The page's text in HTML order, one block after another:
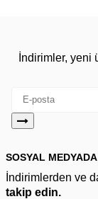
İndirimler, yeni
SOSYAL
İndirimlerden ve
takip edin.